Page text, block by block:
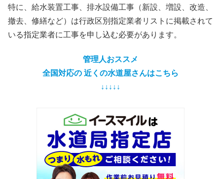
特に、給水装置工事、排水設備工事（新設、増設、改造、
撤去、修繕など）は行政区別指定業者リストに掲載されて
いる指定業者に工事を申し込む必要があります。
管理人おススメ
全国対応の 近くの水道屋さんはこちら
↓↓↓↓↓